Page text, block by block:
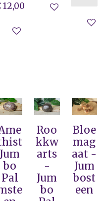
12,00
In winkelwagen
In
In
Jum
bo
Pal
Roo
kkw
arts
-
Jum
bo
Bloe
mag
aat -
Jum
bost
een